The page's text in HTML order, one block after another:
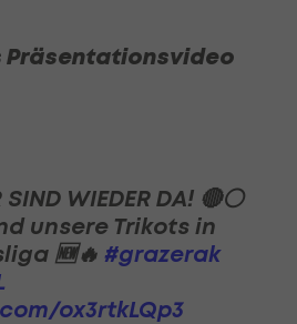
Präsentationsvideo
WIEDER DA! 🔴⚪️
unsere Trikots in
🆕🔥 #grazerak
ox3rtkLQp3